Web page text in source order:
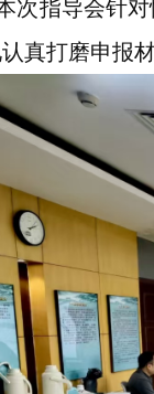
次指导会针
真打磨申报